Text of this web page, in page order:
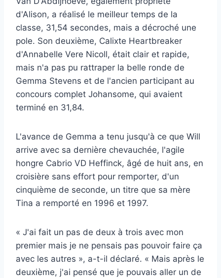
d'Alison, a réalisé le meilleur temps de la
classe, 31,54 secondes, mais a décroché une
pole. Son deuxième, Calixte Heartbreaker
d'Annabelle Vere Nicoll, était clair et rapide,
mais n'a pas pu rattraper la belle ronde de
Gemma Stevens et de l'ancien participant au
concours complet Johansome, qui avaient
terminé en 31,84.
L'avance de Gemma a tenu jusqu'à ce que Will
arrive avec sa dernière chevauchée, l'agile
hongre Cabrio VD Heffinck, âgé de huit ans, en
croisière sans effort pour remporter, d'un
cinquième de seconde, un titre que sa mère
Tina a remporté en 1996 et 1997.
« J'ai fait un pas de deux à trois avec mon
premier mais je ne pensais pas pouvoir faire ça
avec les autres », a-t-il déclaré. « Mais après le
deuxième, j'ai pensé que je pouvais aller un de